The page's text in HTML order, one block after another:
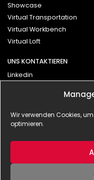
Wir verwenden Cookies,
optimieren.
Showcase
Virtual Transportation
Virtual Workbench
Virtual Loft
UNS KONTAKTIEREN
Linkedin
Kontakt
Impressum